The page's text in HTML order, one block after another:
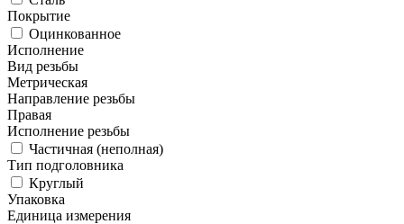
Покрытие
Оцинкованное
Исполнение
Вид резьбы
Метрическая
Направление резьбы
Правая
Исполнение резьбы
Частичная (неполная)
Тип подголовника
Круглый
Упаковка
Единица измерения